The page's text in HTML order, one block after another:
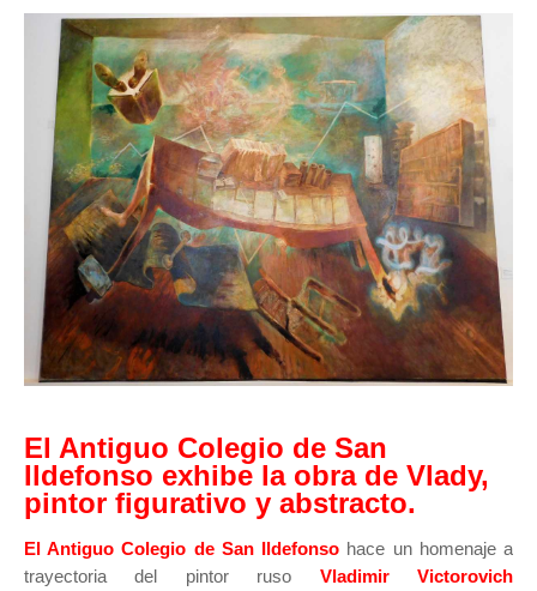
El Antiguo Colegio de San
Ildefonso exhibe la obra de Vlady,
pintor figurativo y abstracto.
El Antiguo Colegio de San Ildefonso hace un homenaje a
trayectoria del pintor ruso Vladimir Victorovich